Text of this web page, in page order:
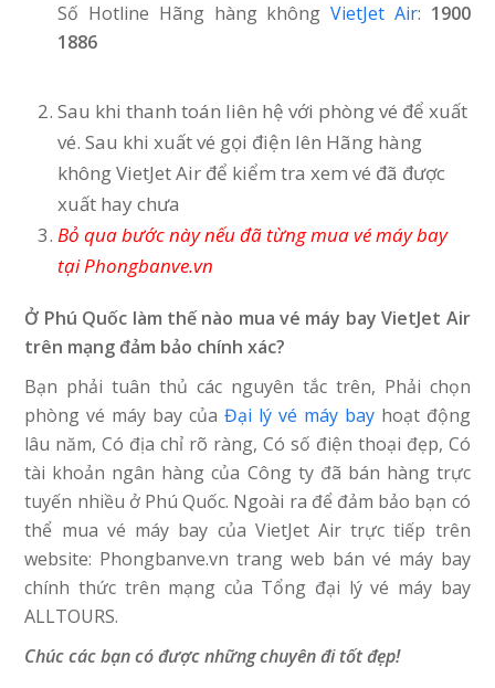
Số Hotline Hãng hàng khôngVietJet Air: 1900
1886
Sau khi thanh toán liên hệ với phòng vé để xuất
vé. Sau khi xuất vé gọi điện lên Hãng hàng
không VietJet Air để kiểm tra xem vé đã được
xuất hay chưa
Bỏ qua bước này nếu đã từng mua vé máy bay
tại Phongbanve.vn
Ở Phú Quốc làm thế nào mua vé máy bay VietJet Air
trên mạng đảm bảo chính xác?
Bạn phải tuân thủ các nguyên tắc trên, Phải chọn
phòng vé máy bay củaĐại lý vé máy bayhoạt động
lâu năm, Có địa chỉ rõ ràng, Có số điện thoại đẹp, Có
tài khoản ngân hàng của Công ty đã bán hàng trực
tuyến nhiều ở Phú Quốc. Ngoài ra để đảm bảo bạn có
thể mua vé máy bay của VietJet Air trực tiếp trên
website: Phongbanve.vn trang web bán vé máy bay
chính thức trên mạng của Tổng đại lý vé máy bay
ALLTOURS.
Chúc các bạn có được những chuyên đi tốt đẹp!